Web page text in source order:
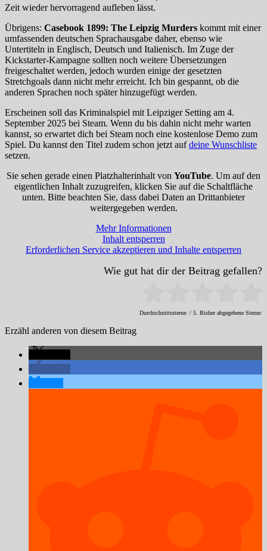
Zeit wieder hervorragend aufleben lässt.
Übrigens: Casebook 1899: The Leipzig Murders kommt mit einer
umfassenden deutschen Sprachausgabe daher, ebenso wie
Untertiteln in Englisch, Deutsch und Italienisch. Im Zuge der
Kickstarter-Kampagne sollten noch weitere Übersetzungen
freigeschaltet werden, jedoch wurden einige der gesetzten
Stretchgoals dann nicht mehr erreicht. Ich bin gespannt, ob die
anderen Sprachen noch später hinzugefügt werden.
Erscheinen soll das Kriminalspiel mit Leipziger Setting am 4.
September 2025 bei Steam. Wenn du bis dahin nicht mehr warten
kannst, so erwartet dich bei Steam noch eine kostenlose Demo zum
Spiel. Du kannst den Titel zudem schon jetzt aufdeine Wunschliste
setzen.
Sie sehen gerade einen Platzhalterinhalt von YouTube. Um auf den
eigentlichen Inhalt zuzugreifen, klicken Sie auf die Schaltfläche
unten. Bitte beachten Sie, dass dabei Daten an Drittanbieter
weitergegeben werden.
Mehr Informationen
Inhalt entsperren
Erforderlichen Service akzeptieren und Inhalte entsperren
Wie gut hat dir der Beitrag gefallen?
Durchschnittssterne: / 5. Bisher abgegebene Sterne:
Erzähl anderen von diesem Beitrag